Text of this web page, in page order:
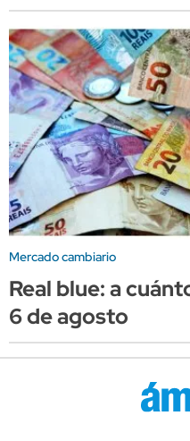
Mercado cambiario
Real blue: a
6 de agosto